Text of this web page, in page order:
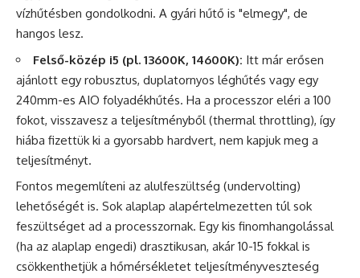
vízhűtésben gondolkodni. A gyári hűtő is "elmegy", de
hangos lesz.
Felső-közép i5 (pl. 13600K, 14600K): Itt már erősen
ajánlott egy robusztus, duplatornyos léghűtés vagy egy
240mm-es AIO folyadékhűtés. Ha a processzor eléri a 100
fokot, visszavesz a teljesítményből (thermal throttling), így
hiába fizettük ki a gyorsabb hardvert, nem kapjuk meg a
teljesítményt.
Fontos megemlíteni az alulfeszültség (undervolting)
lehetőségét is. Sok alaplap alapértelmezetten túl sok
feszültséget ad a processzornak. Egy kis finomhangolással
(ha az alaplap engedi) drasztikusan, akár 10-15 fokkal is
csökkenthetjük a hőmérsékletet teljesítményveszteség